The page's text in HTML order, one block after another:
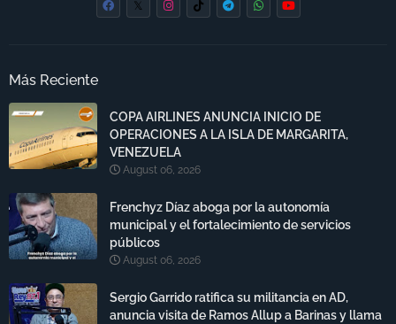
Más Reciente
COPA AIRLINES ANUNCIA INICIO DE
OPERACIONES A LA ISLA DE MARGARITA,
VENEZUELA
August 06, 2026
Frenchyz Díaz aboga por la autonomía
municipal y el fortalecimiento de servicios
públicos
August 06, 2026
Sergio Garrido ratifica su militancia en AD,
anuncia visita de Ramos Allup a Barinas y llama